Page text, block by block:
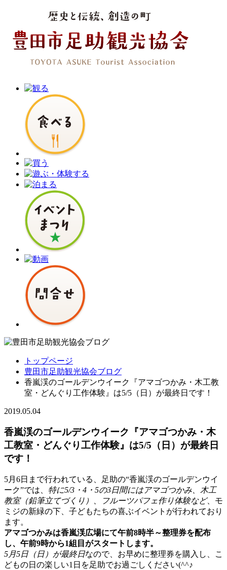
トップページ
豊田市足助観光協会ブログ
香嵐渓のゴールデンウイーク『アマゴつかみ・木工教
室・どんぐり工作体験』は5/5（日）が最終日です！
2019.05.04
香嵐渓のゴールデンウイーク『アマゴつかみ・木
工教室・どんぐり工作体験』は5/5（日）が最終日
です！
5月6日まで行われている、足助の“香嵐渓のゴールデンウイ
ーク”では、 特に5/3・4・5の3日間にはアマゴつかみ、木工
教室（鉛筆立てづくり）、フルーツパフェ作り体験など、モ
ミジの新緑の下、子どもたちの喜ぶイベントが行われており
ます。
アマゴつかみは香嵐渓広場にて午前8時半～整理券を配布
し、午前9時から1組目がスタートします。
5月5日（日）が最終日なので、お早めに整理券を購入し、こ
どもの日の楽しい1日を足助でお過ごしください(^^♪